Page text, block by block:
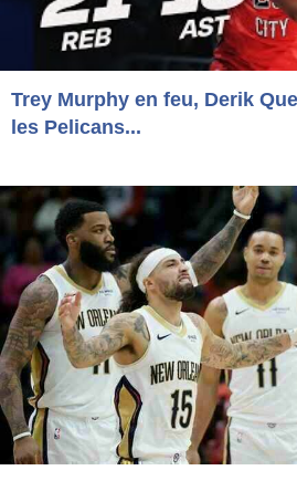
Trey Murphy en feu, Derik
les Pelicans...